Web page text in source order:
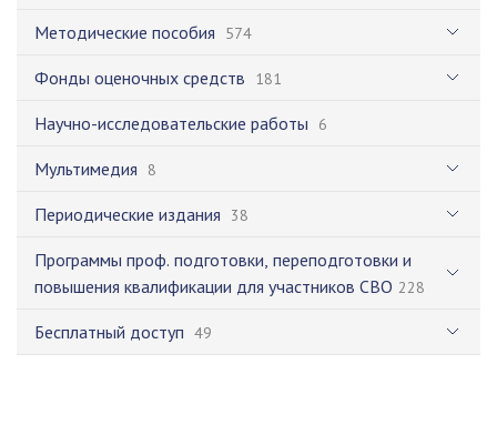
Методические пособия 574
Фонды оценочных средств 181
Научно-исследовательские работы 6
Мультимедия 8
Периодические издания 38
Программы проф. подготовки, переподготовки и
повышения квалификации для участников СВО 228
Бесплатный доступ 49